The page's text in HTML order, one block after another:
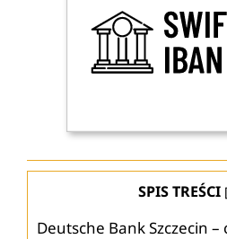
SPIS TREŚCI
Deutsche Bank Szczecin